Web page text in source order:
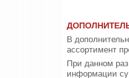
В
ассортимент
При данном
информации